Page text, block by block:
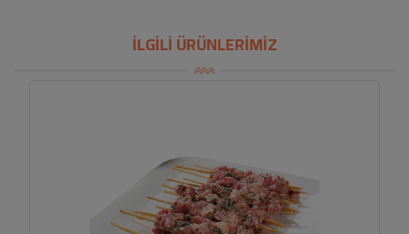
İLGİLİ ÜRÜNLERİMİZ